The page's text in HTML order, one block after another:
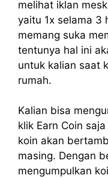
melihat iklan
yaitu 1x selama 3
memang suka
tentunya hal ini
untuk kalian saat
rumah.
Kalian bisa
klik Earn Coin
koin akan
masing. Dengan
mengumpulkan